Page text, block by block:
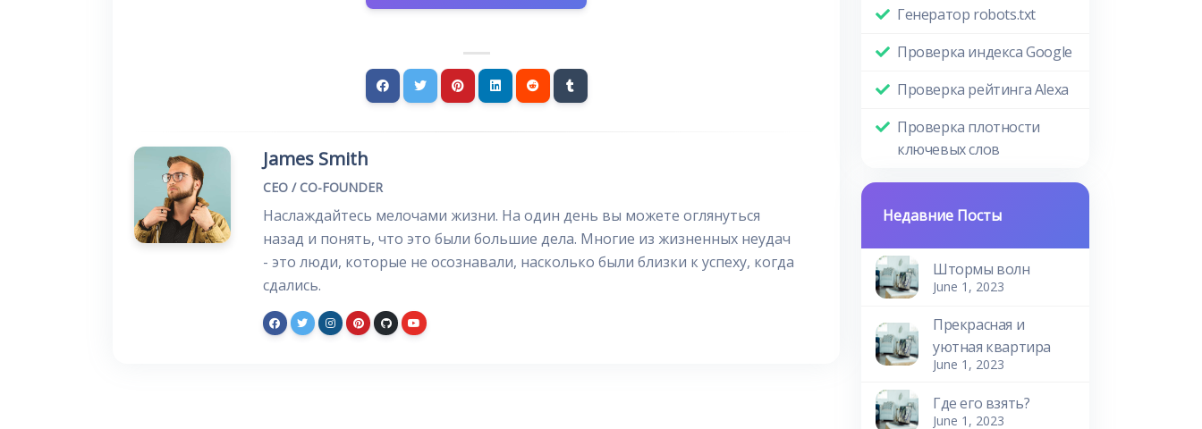
James Smith
CEO / CO-FOUNDER
Наслаждайтесь мелочами жизни. На один день вы можете оглянуться
назад и понять, что это были большие дела. Многие из жизненных неудач
- это люди, которые не осознавали, насколько были близки к успеху, когда
сдались.
Генератор robots.txt
Проверка индекса Google
Проверка рейтинга Alexa
Проверка плотности
ключевых слов
Недавние Посты
Штормы волн
June 1, 2023
Прекрасная и
уютная квартира
June 1, 2023
Где его взять?
June 1, 2023